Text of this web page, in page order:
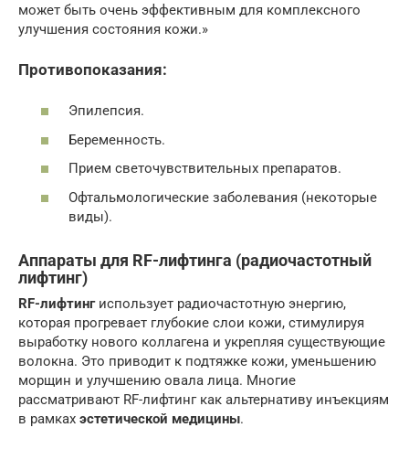
может быть очень эффективным для комплексного
улучшения состояния кожи.»
Противопоказания:
Эпилепсия.
Беременность.
Прием светочувствительных препаратов.
Офтальмологические заболевания (некоторые
виды).
Аппараты для RF-лифтинга (радиочастотный
лифтинг)
RF-лифтингиспользует радиочастотную энергию,
которая прогревает глубокие слои кожи, стимулируя
выработку нового коллагена и укрепляя существующие
волокна. Это приводит к подтяжке кожи, уменьшению
морщин и улучшению овала лица. Многие
рассматривают RF-лифтинг как альтернативу инъекциям
в рамках эстетической медицины.